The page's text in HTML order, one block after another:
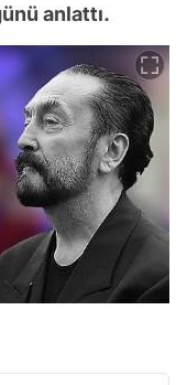
anlattı.